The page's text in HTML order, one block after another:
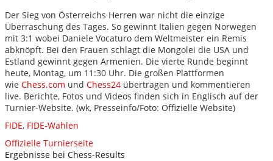
Der Sieg von Österreichs Herren war nicht die einzige
Überraschung des Tages. So gewinnt Italien gegen Norwegen
mit 3:1 wobei Daniele Vocaturo dem Weltmeister ein Remis
abknöpft. Bei den Frauen schlagt die Mongolei die USA und
Estland gewinnt gegen Armenien. Die vierte Runde beginnt
heute, Montag, um 11:30 Uhr. Die großen Plattformen
wie Chess.com und Chess24 übertragen und kommentieren
live. Berichte, Fotos und Videos finden sich in Englisch auf der
Turnier-Website. (wk, Presseinfo/Foto: Offizielle Website)
FIDE, FIDE-Wahlen
Offizielle Turnierseite
Ergebnisse bei Chess-Results